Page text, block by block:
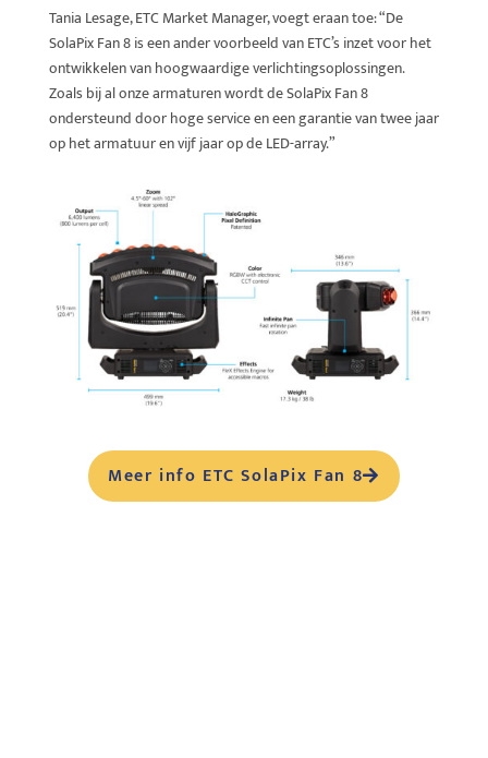
Tania Lesage, ETC Market Manager, voegt eraan toe: “De
SolaPix Fan 8 is een ander voorbeeld van ETC’s inzet voor het
ontwikkelen van hoogwaardige verlichtingsoplossingen.
Zoals bij al onze armaturen wordt de SolaPix Fan 8
ondersteund door hoge service en een garantie van twee jaar
op het armatuur en vijf jaar op de LED-array.”
Meer info ETC SolaPix Fan 8